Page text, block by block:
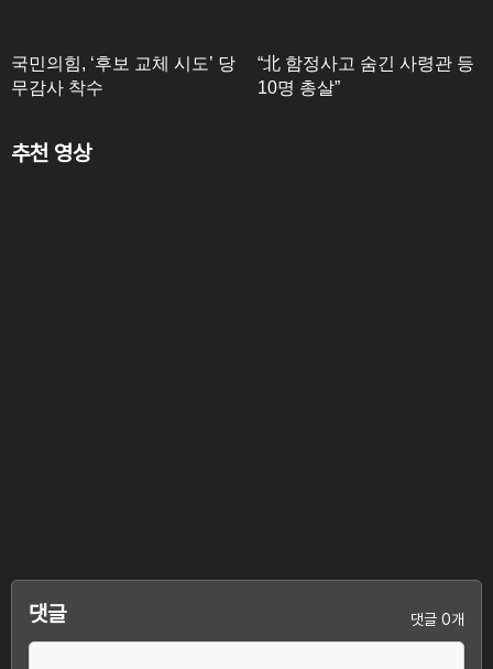
국민의힘, ‘후보 교체 시도’ 당
무감사 착수
“北 함정사고 숨긴 사령관 등
10명 총살”
추천 영상
댓글 댓글 0개